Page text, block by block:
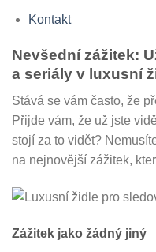
Kontakt
Nevšední zážitek:
a seriály v luxusní
Stává se vám často, že
Přijde vám, že už jste
stojí za to vidět?
na nejnovější zážitek,
Zážitek jako žádný jiný